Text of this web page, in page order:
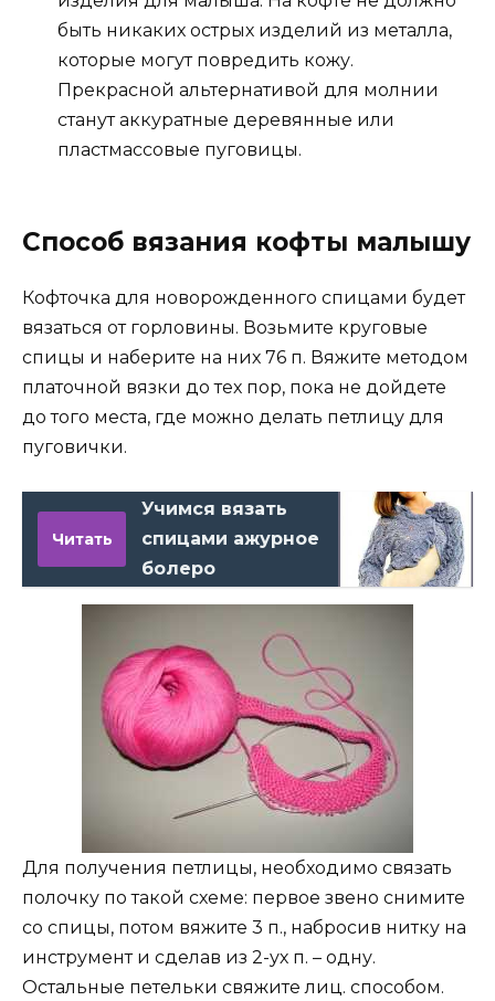
быть никаких острых изделий из металла,
которые могут повредить кожу.
Прекрасной альтернативой для молнии
станут аккуратные деревянные или
пластмассовые пуговицы.
Способ вязания кофты малышу
Кофточка для новорожденного спицами будет
вязаться от горловины. Возьмите круговые
спицы и наберите на них 76 п. Вяжите методом
платочной вязки до тех пор, пока не дойдете
до того места, где можно делать петлицу для
пуговички.
Читать
Учимся вязать
спицами ажурное
болеро
Для получения петлицы, необходимо связать
полочку по такой схеме: первое звено снимите
со спицы, потом вяжите 3 п., набросив нитку на
инструмент и сделав из 2-ух п. – одну.
Остальные петельки свяжите лиц. способом.